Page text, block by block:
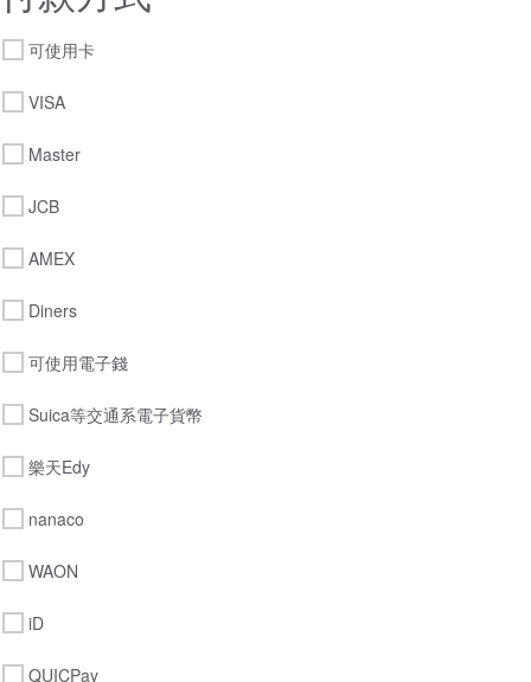
可使用卡
VISA
Master
JCB
AMEX
Diners
可使用電子錢
Suica等交通系電子貨幣
樂天Edy
nanaco
WAON
iD
QUICPay